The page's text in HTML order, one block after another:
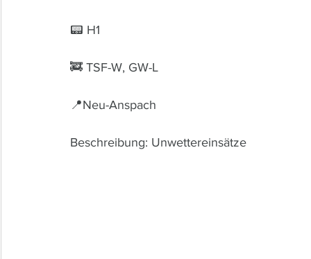
📟 H1
🚒 TSF-W, GW-L
📍Neu-Anspach
Beschreibung: Unwettereinsätze